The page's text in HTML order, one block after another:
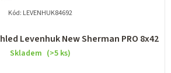
Levenhuk New Sherman PRO 8x42
Skladem (>5 ks)
Kód: LEVENHUK84692